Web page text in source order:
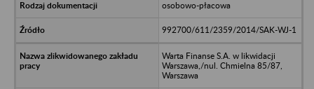
osobowo-płacowa
992700/611/2359/2014/SAK-WJ-1
Warta Finanse S.A. w likwidacji
Warszawa,/nul. Chmielna 85/87,
Warszawa